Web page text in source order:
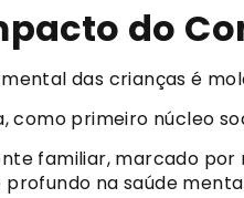
do
das crianças é
como primeiro núcleo
familiar, marcado por
na saúde